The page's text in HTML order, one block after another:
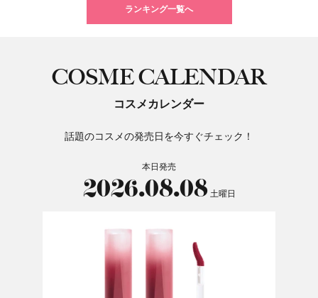
ランキング一覧へ
COSME CALENDAR
コスメカレンダー
話題のコスメの発売日を今すぐチェック！
本日発売
2026.08.08土曜日